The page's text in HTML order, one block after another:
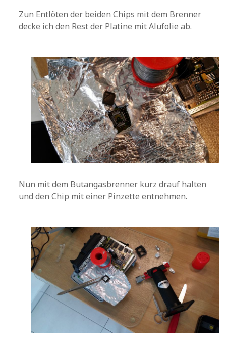
Zun Entlöten der beiden Chips mit dem Brenner
decke ich den Rest der Platine mit Alufolie ab.
Nun mit dem Butangasbrenner kurz drauf halten
und den Chip mit einer Pinzette entnehmen.